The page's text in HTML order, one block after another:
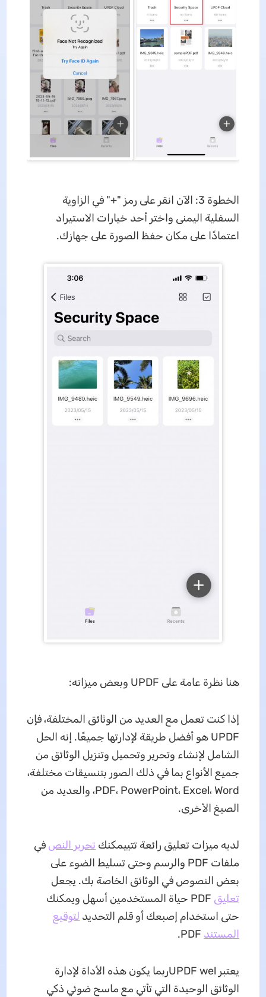
الخطوة 3: الآن انقر على رمز "+" في الزاوية
السفلية اليمنى واختر أحد خيارات الاستيراد
اعتمادًا على مكان حفظ الصورة على جهازك.
هنا نظرة عامة على UPDF وبعض ميزاته:
إذا كنت تعمل مع العديد من الوثائق المختلفة، فإن
UPDF هو أفضل طريقة لإدارتها جميعًا. إنه الحل
الشامل لإنشاء وتحرير وتحميل وتنزيل الوثائق من
جميع الأنواع بما في ذلك الصور بتنسيقات مختلفة،
PDF، PowerPoint، Excel، Word، والعديد من
الصيغ الأخرى.
لديه ميزات تعليق رائعة تتييمكنك تحرير النص في
ملفات PDF والرسم وحتى تسليط الضوء على
بعض النصوص في الوثائق الخاصة بك. يجعل
تعليق
PDF حياة المستخدمين أسهل ويمكنك
حتى استخدام إصبعك أو قلم التحديد لتوقيع
المستند
يعتبر UPDF welربما يكون هذه الأداة لإدارة
الوثائق الوحيدة التي تأتي مع ماسح ضوئي ذكي